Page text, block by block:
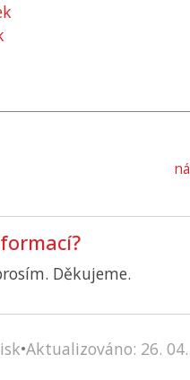
Děkujeme.
•Aktualizováno: 26.